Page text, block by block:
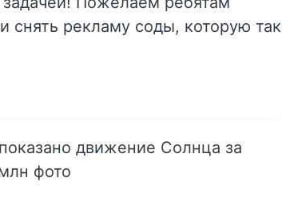
снять рекламу соды, которую так
движение Солнца за
фото